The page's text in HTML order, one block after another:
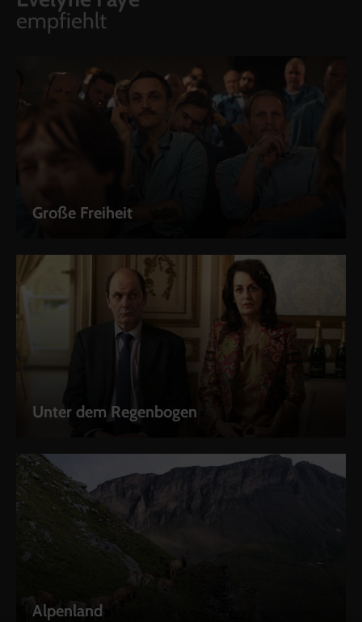
empfiehlt
Große Freiheit
Unter dem Regenbogen
Alpenland